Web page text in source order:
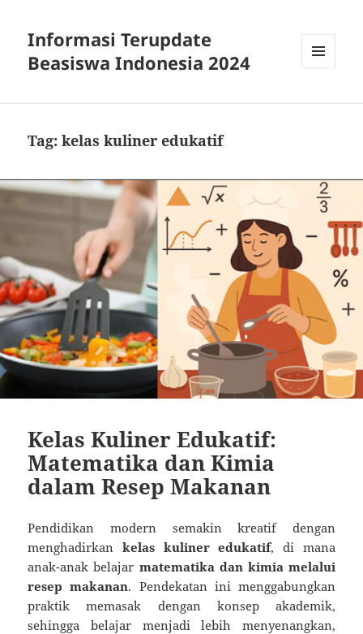
Informasi Terupdate
Beasiswa Indonesia 2024
Tag:kelas kuliner edukatif
Kelas Kuliner Edukatif:
Matematika dan Kimia
dalam Resep Makanan
Pendidikan modern semakin kreatif dengan
menghadirkankelas kuliner edukatif, di mana
anak-anak belajar matematika dan kimia melalui
resep makanan. Pendekatan ini menggabungkan
praktik memasak dengan konsep akademik,
sehingga belajar menjadi lebih menyenangkan,